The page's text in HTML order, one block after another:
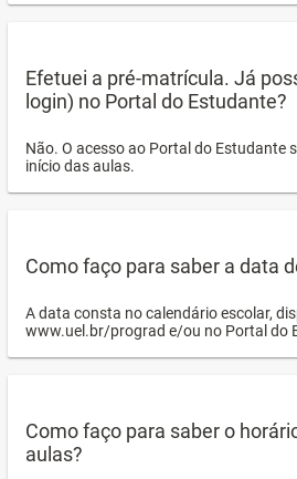
Efetuei a pré-matrícula. Já
login) no Portal do Estudante?
Não. O acesso ao Portal do Estudante
início das aulas.
Como faço para saber a data
A data consta no calendário escolar,
www.uel.br/prograd e/ou no Portal do
Como faço para saber o
aulas?